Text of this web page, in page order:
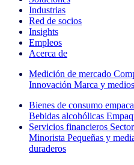
Industrias
Red de socios
Insights
Empleos
Acerca de
Medición de mercado
Innovación Marca y medios
Bienes de consumo
Bebidas alcohólicas
Servicios financieros
Minorista Pequeñas y
duraderos